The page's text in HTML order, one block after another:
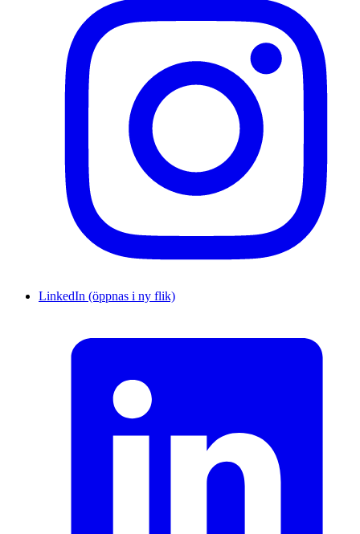
LinkedIn (öppnas i ny flik)